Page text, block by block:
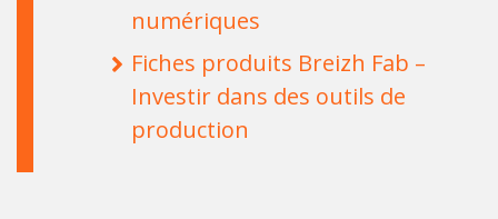
numériques
Fiches produits Breizh Fab –
Investir dans des outils de
production